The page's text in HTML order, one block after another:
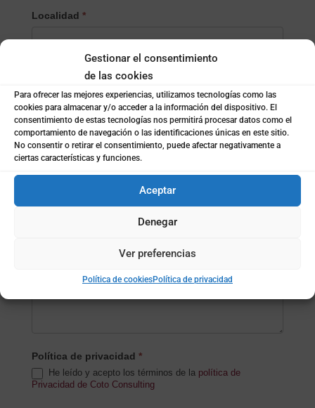
Gestionar el consentimiento
de las cookies
Para ofrecer las mejores experiencias, utilizamos tecnologías como las
cookies para almacenar y/o acceder a la información del dispositivo. El
consentimiento de estas tecnologías nos permitirá procesar datos como el
comportamiento de navegación o las identificaciones únicas en este sitio.
No consentir o retirar el consentimiento, puede afectar negativamente a
ciertas características y funciones.
Aceptar
Denegar
Ver preferencias
Política de cookiesPolítica de privacidad
Localidad *
¿Empresa o particular?*
Particular
Nombre de la empresa*
Subida de archivo (opcional)
Política de privacidad *
He leído y acepto los términos de la política de
Privacidad de Coto Consulting